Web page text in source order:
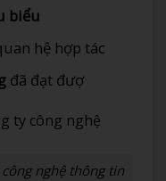
biểu
hệ hợp tác
đã đạt đượ
nghệ thông tin